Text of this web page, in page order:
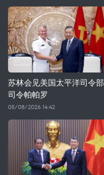
苏林会见美国太平洋司令部
司令帕帕罗
05/08/2026 14:42